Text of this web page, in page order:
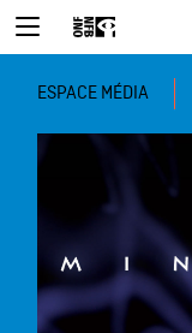
ESPACE MÉDIA